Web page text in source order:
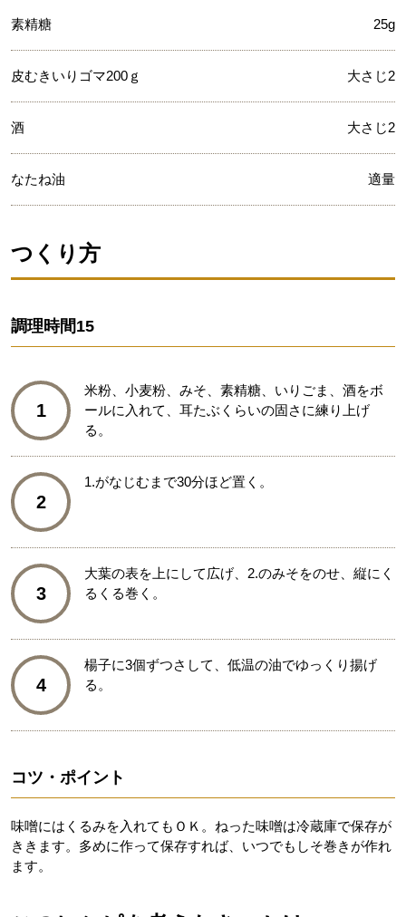
素精糖 25g
皮むきいりゴマ200ｇ 大さじ2
酒 大さじ2
なたね油 適量
つくり方
調理時間15
1
米粉、小麦粉、みそ、素精糖、いりごま、酒をボ
ールに入れて、耳たぶくらいの固さに練り上げ
る。
2
1.がなじむまで30分ほど置く。
3
大葉の表を上にして広げ、2.のみそをのせ、縦にく
るくる巻く。
4
楊子に3個ずつさして、低温の油でゆっくり揚げ
る。
コツ・ポイント
味噌にはくるみを入れてもＯＫ。ねった味噌は冷蔵庫で保存が
ききます。多めに作って保存すれば、いつでもしそ巻きが作れ
ます。